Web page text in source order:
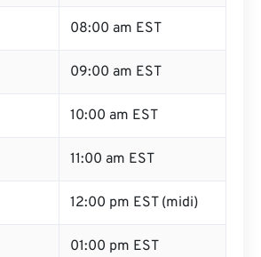
08:00 am EST
09:00 am EST
10:00 am EST
11:00 am EST
12:00 pm EST (midi)
01:00 pm EST